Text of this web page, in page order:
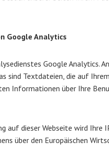
Google Analytics
Google Analytics.
sind Textdateien, die auf
Informationen über Ihre
auf dieser Webseite wird
über den Europäischen